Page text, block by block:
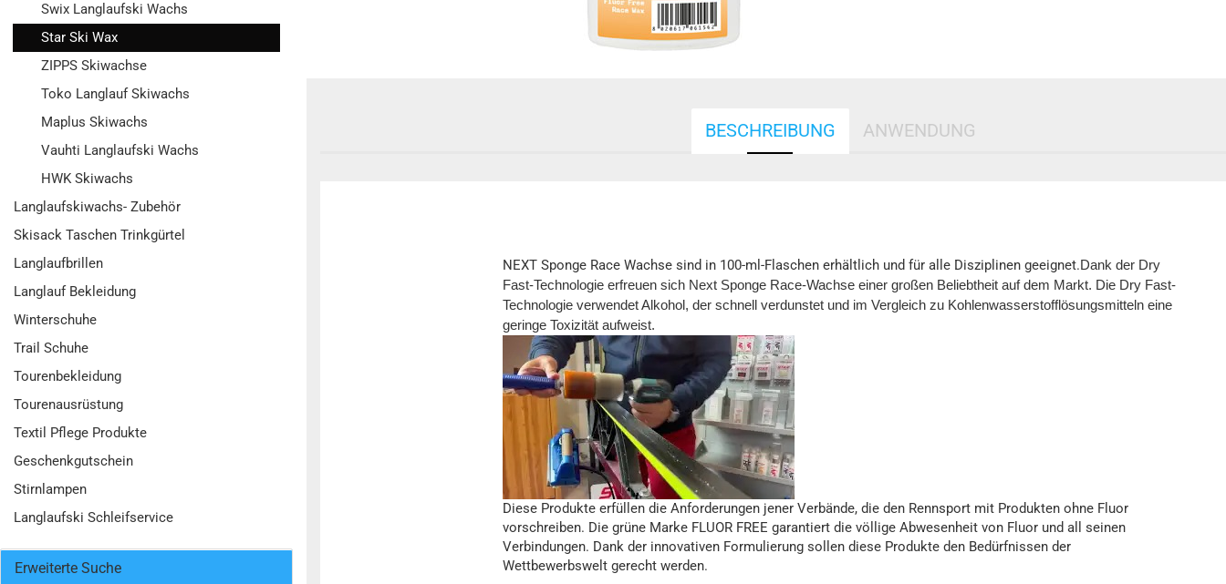
BESCHREIBUNG ANWENDUNG
NEXT Sponge Race Wachse sind in 100-ml-Flaschen erhältlich und für alle Disziplinen geeignet.Dank der Dry
Fast-Technologie erfreuen sich Next Sponge Race-Wachse einer großen Beliebtheit auf dem Markt. Die Dry Fast-
Technologie verwendet Alkohol, der schnell verdunstet und im Vergleich zu Kohlenwasserstofflösungsmitteln eine
geringe Toxizität aufweist.
Diese Produkte erfüllen die Anforderungen jener Verbände, die den Rennsport mit Produkten ohne Fluor
vorschreiben. Die grüne Marke FLUOR FREE garantiert die völlige Abwesenheit von Fluor und all seinen
Verbindungen. Dank der innovativen Formulierung sollen diese Produkte den Bedürfnissen der
Wettbewerbswelt gerecht werden.
Swix Langlaufski Wachs
Star Ski Wax
ZIPPS Skiwachse
Toko Langlauf Skiwachs
Maplus Skiwachs
Vauhti Langlaufski Wachs
HWK Skiwachs
Langlaufskiwachs- Zubehör
Skisack Taschen Trinkgürtel
Langlaufbrillen
Langlauf Bekleidung
Winterschuhe
Trail Schuhe
Tourenbekleidung
Tourenausrüstung
Textil Pflege Produkte
Geschenkgutschein
Stirnlampen
Langlaufski Schleifservice
Erweiterte Suche